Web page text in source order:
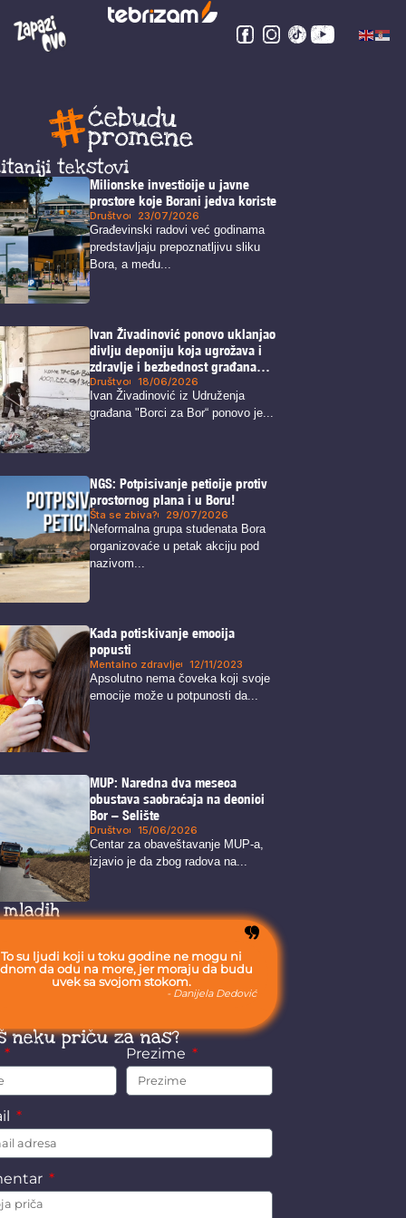
tekstovi
Milionske investicije u javne
prostore koje Borani jedva koriste
Društvo 23/07/2026
Građevinski radovi već godinama
predstavljaju prepoznatljivu sliku
Bora, a među...
Ivan Živadinović ponovo uklanjao
divlju deponiju koja ugrožava i
zdravlje i bezbednost građana
Bora
Društvo 18/06/2026
Ivan Živadinović iz Udruženja
građana "Borci za Bor“ ponovo je...
NGS: Potpisivanje peticije protiv
prostornog plana i u Boru!
Šta se zbiva? 29/07/2026
Neformalna grupa studenata Bora
organizovaće u petak akciju pod
nazivom...
Kada potiskivanje emocija
popusti
Mentalno zdravlje 12/11/2023
Apsolutno nema čoveka koji svoje
emocije može u potpunosti da...
MUP: Naredna dva meseca
obustava saobraćaja na deonici
Bor – Selište
Društvo 15/06/2026
Centar za obaveštavanje MUP-a,
izjavio je da zbog radova na...
To su ljudi koji u toku godine ne mogu ni
da odu na more, jer moraju da budu
uvek sa svojom stokom.
- Danijela Dedović
neku priču za nas?
Prezime